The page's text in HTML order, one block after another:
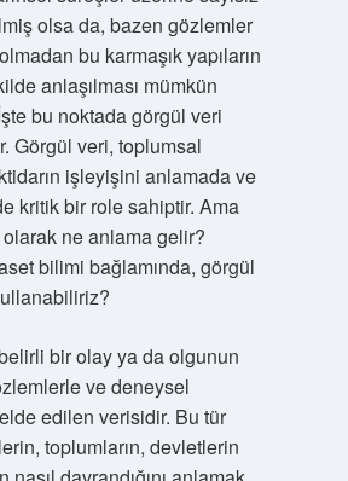
olsa da, bazen gözlemler
bu karmaşık yapıların
anlaşılması mümkün
bu noktada görgül veri
Görgül veri, toplumsal
işleyişini anlamada ve
kritik bir role sahiptir. Ama
ne anlama gelir?
bilimi bağlamında, görgül
bir olay ya da olgunun
ve deneysel
edilen verisidir. Bu tür
toplumların, devletlerin